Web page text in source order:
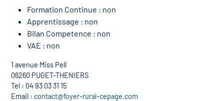
Formation Continue : non
Apprentissage : non
Bilan Competence : non
VAE : non
1 avenue Miss Pell
06260 PUGET-THENIERS
Tel : 04 93 03 31 15
Email : contact@foyer-rural-cepage.com